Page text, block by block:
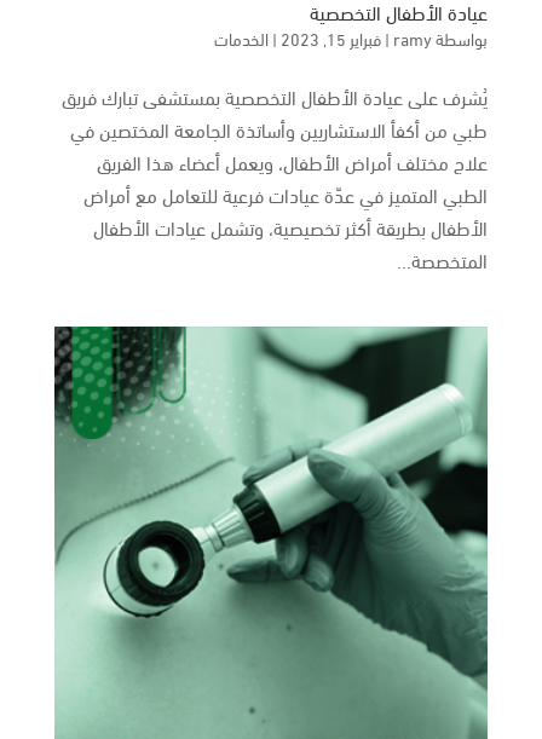
عيادة الأطفال التخصصية
بواسطةramy
|فبراير 15, 2023 |الخدمات
يُشرف على عيادة الأطفال التخصصية بمستشفى تبارك فريق
طبي من أكفأ الاستشاريين وأساتذة الجامعة المختصين في
علاج مختلف أمراض الأطفال، ويعمل أعضاء هذا الفريق
الطبي المتميز في عدّة عيادات فرعية للتعامل مع أمراض
الأطفال بطريقة أكثر تخصيصية، وتشمل عيادات الأطفال
المتخصصة...